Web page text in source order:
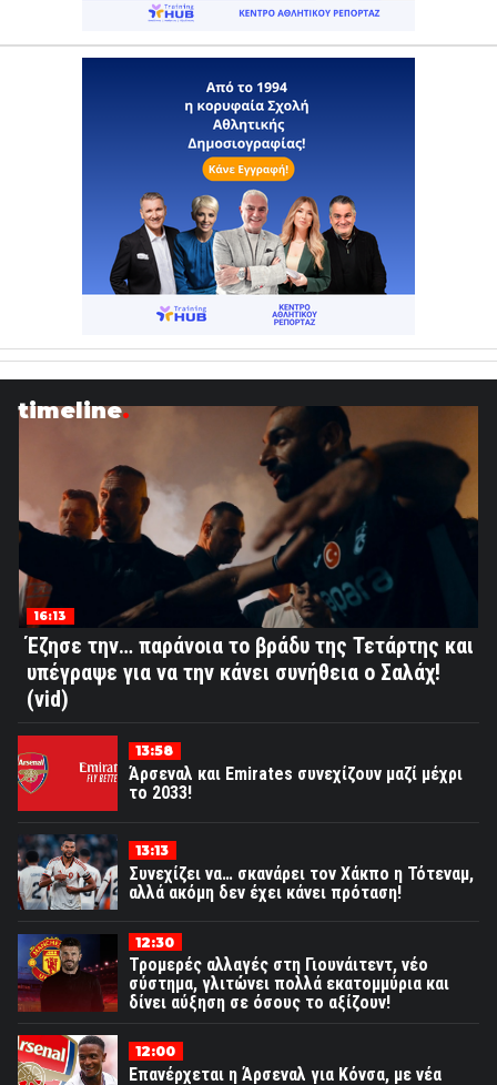
timeline
16:13
Έζησε την… παράνοια το βράδυ της Τετάρτης και
υπέγραψε για να την κάνει συνήθεια ο Σαλάχ!
(vid)
13:58
Άρσεναλ και Emirates συνεχίζουν μαζί μέχρι
το 2033!
13:13
Συνεχίζει να… σκανάρει τον Χάκπο η Τότεναμ,
αλλά ακόμη δεν έχει κάνει πρόταση!
12:30
Τρομερές αλλαγές στη Γιουνάιτεντ, νέο
σύστημα, γλιτώνει πολλά εκατομμύρια και
δίνει αύξηση σε όσους το αξίζουν!
12:00
Επανέρχεται η Άρσεναλ για Κόνσα, με νέα